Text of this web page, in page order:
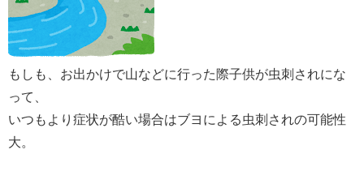
もしも、お出かけで山などに行った際子供が虫刺されにな
って、
いつもより症状が酷い場合はブヨによる虫刺されの可能性
大。